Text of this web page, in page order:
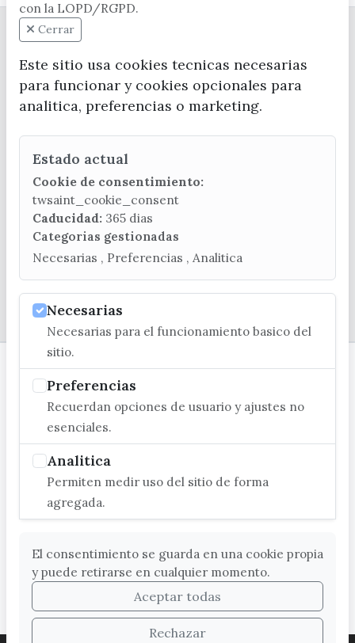
(+34) 952 541 104
turismo@velezmalaga.es
C/ Poniente, 2. CP 29740 - Torre del Mar
© EXCMO. AYUNTAMIENTO DE VÉLEZ-MÁLAGA
con la LOPD/RGPD.
Cerrar
Este sitio usa cookies tecnicas necesarias
para funcionar y cookies opcionales para
analitica, preferencias o marketing.
Estado actual
Cookie de consentimiento:
twsaint_cookie_consent
Caducidad: 365 dias
Categorias gestionadas
Necesarias , Preferencias , Analitica
Necesarias
Necesarias para el funcionamiento basico del
sitio.
Preferencias
Recuerdan opciones de usuario y ajustes no
esenciales.
Analitica
Permiten medir uso del sitio de forma
agregada.
El consentimiento se guarda en una cookie propia
y puede retirarse en cualquier momento.
Aceptar todas
Rechazar